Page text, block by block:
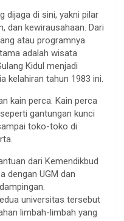
dijaga di sini, yakni pilar
dan kewirausahaan. Dari
atau programnya
adalah wisata
Kidul menjadi
kelahiran tahun 1983 ini.
kain perca. Kain perca
gantungan kunci
toko-toko di
dari Kemendikbud
dengan UGM dan
universitas tersebut
limbah-limbah yang